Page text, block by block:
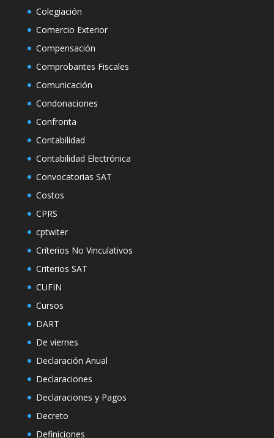
Colegiación
Comercio Exterior
Compensación
Comprobantes Fiscales
Comunicación
Condonaciones
Confronta
Contabilidad
Contabilidad Electrónica
Convocatorias SAT
Costos
CPRS
cptwiter
Criterios No Vinculativos
Criterios SAT
CUFIN
Cursos
DART
De viernes
Declaración Anual
Declaraciones
Declaraciones y Pagos
Decreto
Definiciones